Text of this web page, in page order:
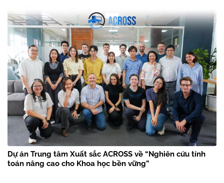
Dự án Trung tâm Xuất sắc ACROSS về “Nghiên cứu tính
toán nâng cao cho Khoa học bền vững”